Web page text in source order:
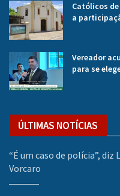
Católicos
a
Vereador
para se
ÚLTIMAS NOTÍCIAS
“É um caso de polícia”,
Vorcaro